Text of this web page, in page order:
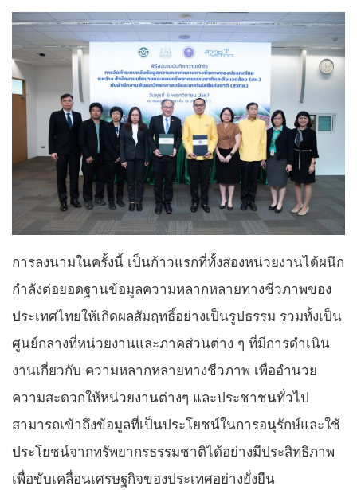
การลงนามในครั้งนี้ เป็นก้าวแรกที่ทั้งสองหน่วยงานได้ผนึก
กำลังต่อยอดฐานข้อมูลความหลากหลายทางชีวภาพของ
ประเทศไทยให้เกิดผลสัมฤทธิ์อย่างเป็นรูปธรรม รวมทั้งเป็น
ศูนย์กลางที่หน่วยงานและภาคส่วนต่าง ๆ ที่มีการดำเนิน
งานเกี่ยวกับ ความหลากหลายทางชีวภาพ เพื่ออำนวย
ความสะดวกให้หน่วยงานต่างๆ และประชาชนทั่วไป
สามารถเข้าถึงข้อมูลที่เป็นประโยชน์ในการอนุรักษ์และใช้
ประโยชน์จากทรัพยากรธรรมชาติได้อย่างมีประสิทธิภาพ
เพื่อขับเคลื่อนเศรษฐกิจของประเทศอย่างยั่งยืน